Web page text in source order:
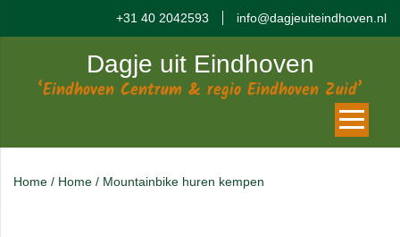
+31 40 2042593 info@dagjeuiteindhoven.nl
Dagje uit Eindhoven
‘Eindhoven Centrum & regio Eindhoven Zuid’
Home / Home / Mountainbike huren kempen